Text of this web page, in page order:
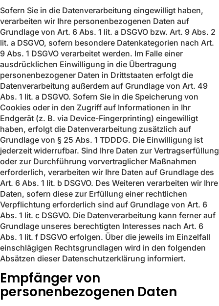
Sofern Sie in die Datenverarbeitung eingewilligt haben,
verarbeiten wir Ihre personenbezogenen Daten auf
Grundlage von Art. 6 Abs. 1 lit. a DSGVO bzw. Art. 9 Abs. 2
lit. a DSGVO, sofern besondere Datenkategorien nach Art.
9 Abs. 1 DSGVO verarbeitet werden. Im Falle einer
ausdrücklichen Einwilligung in die Übertragung
personenbezogener Daten in Drittstaaten erfolgt die
Datenverarbeitung außerdem auf Grundlage von Art. 49
Abs. 1 lit. a DSGVO. Sofern Sie in die Speicherung von
Cookies oder in den Zugriff auf Informationen in Ihr
Endgerät (z. B. via Device-Fingerprinting) eingewilligt
haben, erfolgt die Datenverarbeitung zusätzlich auf
Grundlage von § 25 Abs. 1 TDDDG. Die Einwilligung ist
jederzeit widerrufbar. Sind Ihre Daten zur Vertragserfüllung
oder zur Durchführung vorvertraglicher Maßnahmen
erforderlich, verarbeiten wir Ihre Daten auf Grundlage des
Art. 6 Abs. 1 lit. b DSGVO. Des Weiteren verarbeiten wir Ihre
Daten, sofern diese zur Erfüllung einer rechtlichen
Verpflichtung erforderlich sind auf Grundlage von Art. 6
Abs. 1 lit. c DSGVO. Die Datenverarbeitung kann ferner auf
Grundlage unseres berechtigten Interesses nach Art. 6
Abs. 1 lit. f DSGVO erfolgen. Über die jeweils im Einzelfall
einschlägigen Rechtsgrundlagen wird in den folgenden
Absätzen dieser Datenschutzerklärung informiert.
Empfänger von
personenbezogenen Daten